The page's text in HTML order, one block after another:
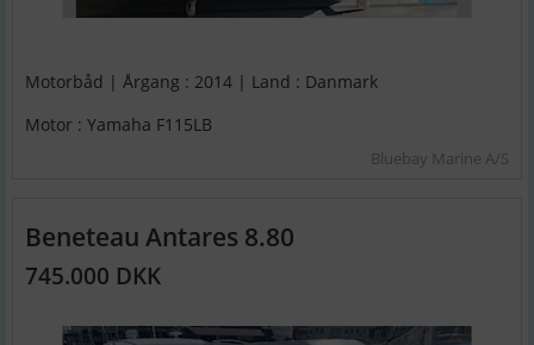
Motorbåd | Årgang : 2014 | Land : Danmark
Motor : Yamaha F115LB
Bluebay Marine A/S
Beneteau Antares 8.80
745.000 DKK